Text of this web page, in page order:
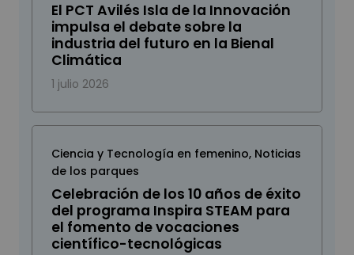
El PCT Avilés Isla de la Innovación
impulsa el debate sobre la
industria del futuro en la Bienal
Climática
1 julio 2026
Ciencia y Tecnología en femenino, Noticias
de los parques
Celebración de los 10 años de éxito
del programa Inspira STEAM para
el fomento de vocaciones
científico-tecnológicas